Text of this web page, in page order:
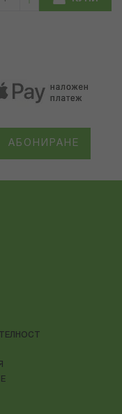
АБОНИРАНЕ